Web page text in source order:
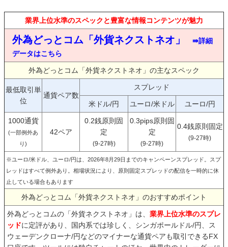
業界上位水準のスペックと豊富な情報コンテンツが魅力
外為どっとコム「外貨ネクストネオ」
⇛詳細
データはこちら
外為どっとコム「外貨ネクストネオ」の主なスペック
最低取引単
位
通貨ペア数
スプレッド
米ドル/円 ユーロ/米ドル ユーロ/円
1000通貨
(一部例外あ
り)
42ペア
0.2銭原則固
定
(9-27時)
0.3pips原則固
定
(9-27時)
0.4銭原則固定
(9-27時)
※ユーロ/米ドル、ユーロ/円は、2026年8月29日までのキャンペーンスプレッド。スプ
レッドはすべて例外あり。相場状況により、原則固定スプレッドの配信を一時的に休
止している場合もあります
外為どっとコム「外貨ネクストネオ」のおすすめポイント
外為どっとコムの「外貨ネクストネオ」は、 業界上位水準のスプレ
ッドに定評があり、国内系では珍しく、シンガポールドル/円、ス
ウェーデンクローナ/円などのマイナーな通貨ペアも取引できるFX